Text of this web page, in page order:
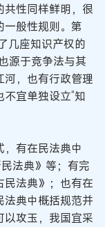
共性同样鲜明，很
一般性规则。第
几座知识产权的
源于竞争法与其
河，也有行政管理
宜单独设立“知
有在民法典中
法典》等；有完
民法典》；也有在
法典中概括规范并
以攻玉，我国宜采